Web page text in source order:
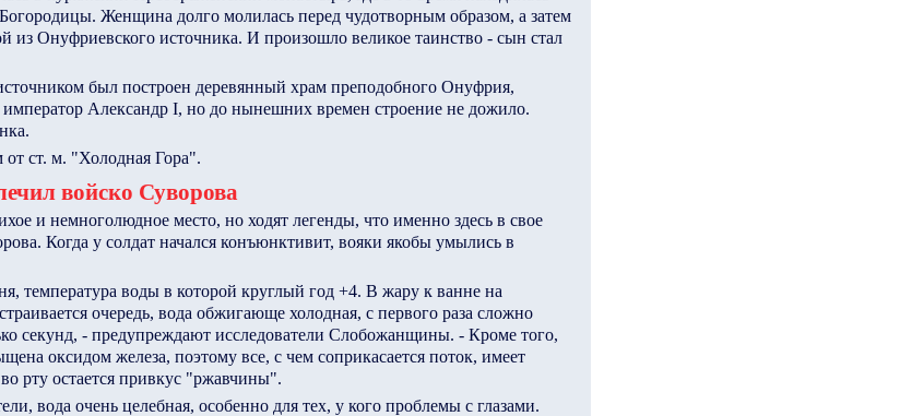
Женщина долго молилась перед чудотворным образом, а затем
из Онуфриевского источника. И произошло великое таинство - сын стал
был построен деревянный храм преподобного Онуфрия,
Александр I, но до нынешних времен строение не дожило.
ст. м. "Холодная Гора".
войско Суворова
и немноголюдное место, но ходят легенды, что именно здесь в свое
Когда у солдат начался конъюнктивит, вояки якобы умылись в
температура воды в которой круглый год +4. В жару к ванне на
очередь, вода обжигающе холодная, с первого раза сложно
секунд, - предупреждают исследователи Слобожанщины. - Кроме того,
оксидом железа, поэтому все, с чем соприкасается поток, имеет
рту остается привкус "ржавчины".
вода очень целебная, особенно для тех, у кого проблемы с глазами.